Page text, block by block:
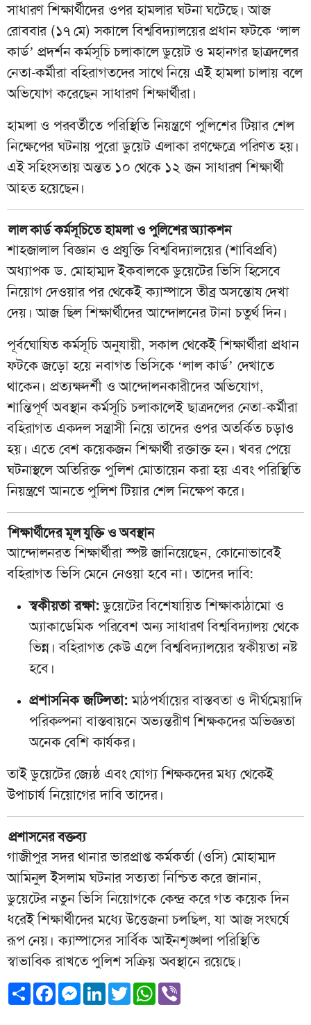
সাধারণ শিক্ষার্থীদের ওপর হামলার ঘটনা ঘটেছে। আজ
রোববার (১৭ মে) সকালে বিশ্ববিদ্যালয়ের প্রধান ফটকে ‘লাল
কার্ড’ প্রদর্শন কর্মসূচি চলাকালে ডুয়েট ও মহানগর ছাত্রদলের
নেতা-কর্মীরা বহিরাগতদের সাথে নিয়ে এই হামলা চালায় বলে
অভিযোগ করেছেন সাধারণ শিক্ষার্থীরা।
হামলা ও পরবর্তীতে পরিস্থিতি নিয়ন্ত্রণে পুলিশের টিয়ার শেল
নিক্ষেপের ঘটনায় পুরো ডুয়েট এলাকা রণক্ষেত্রে পরিণত হয়।
এই সহিংসতায় অন্তত ১০ থেকে ১২ জন সাধারণ শিক্ষার্থী
আহত হয়েছেন।
লাল কার্ড কর্মসূচিতে হামলা ও পুলিশের অ্যাকশন
শাহজালাল বিজ্ঞান ও প্রযুক্তি বিশ্ববিদ্যালয়ের (শাবিপ্রবি)
অধ্যাপক ড. মোহাম্মদ ইকবালকে ডুয়েটের ভিসি হিসেবে
নিয়োগ দেওয়ার পর থেকেই ক্যাম্পাসে তীব্র অসন্তোষ দেখা
দেয়। আজ ছিল শিক্ষার্থীদের আন্দোলনের টানা চতুর্থ দিন।
পূর্বঘোষিত কর্মসূচি অনুযায়ী, সকাল থেকেই শিক্ষার্থীরা প্রধান
ফটকে জড়ো হয়ে নবাগত ভিসিকে ‘লাল কার্ড’ দেখাতে
থাকেন। প্রত্যক্ষদর্শী ও আন্দোলনকারীদের অভিযোগ,
শান্তিপূর্ণ অবস্থান কর্মসূচি চলাকালেই ছাত্রদলের নেতা-কর্মীরা
বহিরাগত একদল সন্ত্রাসী নিয়ে তাদের ওপর অতর্কিত চড়াও
হয়। এতে বেশ কয়েকজন শিক্ষার্থী রক্তাক্ত হন। খবর পেয়ে
ঘটনাস্থলে অতিরিক্ত পুলিশ মোতায়েন করা হয় এবং পরিস্থিতি
নিয়ন্ত্রণে আনতে পুলিশ টিয়ার শেল নিক্ষেপ করে।
শিক্ষার্থীদের মূল যুক্তি ও অবস্থান
আন্দোলনরত শিক্ষার্থীরা স্পষ্ট জানিয়েছেন, কোনোভাবেই
বহিরাগত ভিসি মেনে নেওয়া হবে না। তাদের দাবি:
স্বকীয়তা রক্ষা:ডুয়েটের বিশেষায়িত শিক্ষাকাঠামো ও
অ্যাকাডেমিক পরিবেশ অন্য সাধারণ বিশ্ববিদ্যালয় থেকে
ভিন্ন। বহিরাগত কেউ এলে বিশ্ববিদ্যালয়ের স্বকীয়তা নষ্ট
হবে।
প্রশাসনিক জটিলতা: মাঠপর্যায়ের বাস্তবতা ও দীর্ঘমেয়াদি
পরিকল্পনা বাস্তবায়নে অভ্যন্তরীণ শিক্ষকদের অভিজ্ঞতা
অনেক বেশি কার্যকর।
তাই ডুয়েটের জ্যেষ্ঠ এবং যোগ্য শিক্ষকদের মধ্য থেকেই
উপাচার্য নিয়োগের দাবি তাদের।
প্রশাসনের বক্তব্য
গাজীপুর সদর থানার ভারপ্রাপ্ত কর্মকর্তা (ওসি) মোহাম্মদ
আমিনুল ইসলাম ঘটনার সত্যতা নিশ্চিত করে জানান,
ডুয়েটের নতুন ভিসি নিয়োগকে কেন্দ্র করে গত কয়েক দিন
ধরেই শিক্ষার্থীদের মধ্যে উত্তেজনা চলছিল, যা আজ সংঘর্ষে
রূপ নেয়। ক্যাম্পাসের সার্বিক আইনশৃঙ্খলা পরিস্থিতি
স্বাভাবিক রাখতে পুলিশ সক্রিয় অবস্থানে রয়েছে।
ShareFacebookMessenger
LinkedInTwitterWhatsApp